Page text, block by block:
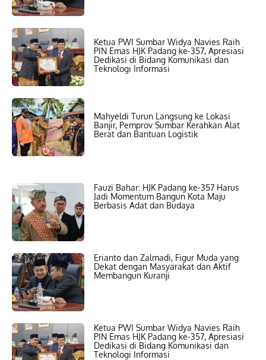
Ketua PWI Sumbar Widya Navies Raih
PIN Emas HJK Padang ke-357, Apresiasi
Dedikasi di Bidang Komunikasi dan
Teknologi Informasi
Mahyeldi Turun Langsung ke Lokasi
Banjir, Pemprov Sumbar Kerahkan Alat
Berat dan Bantuan Logistik
Fauzi Bahar: HJK Padang ke-357 Harus
Jadi Momentum Bangun Kota Maju
Berbasis Adat dan Budaya
Erianto dan Zalmadi, Figur Muda yang
Dekat dengan Masyarakat dan Aktif
Membangun Kuranji
Ketua PWI Sumbar Widya Navies Raih
PIN Emas HJK Padang ke-357, Apresiasi
Dedikasi di Bidang Komunikasi dan
Teknologi Informasi